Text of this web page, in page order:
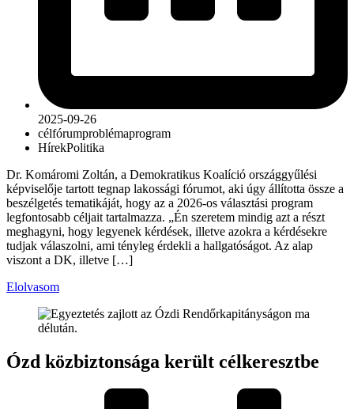
2025-09-26
célfórumproblémaprogram
HírekPolitika
Dr. Komáromi Zoltán, a Demokratikus Koalíció országgyűlési
képviselője tartott tegnap lakossági fórumot, aki úgy állította össze a
beszélgetés tematikáját, hogy az a 2026-os választási program
legfontosabb céljait tartalmazza. „Én szeretem mindig azt a részt
meghagyni, hogy legyenek kérdések, illetve azokra a kérdésekre
tudjak válaszolni, ami tényleg érdekli a hallgatóságot. Az alap
viszont a DK, illetve […]
Elolvasom
Ózd közbiztonsága került célkeresztbe